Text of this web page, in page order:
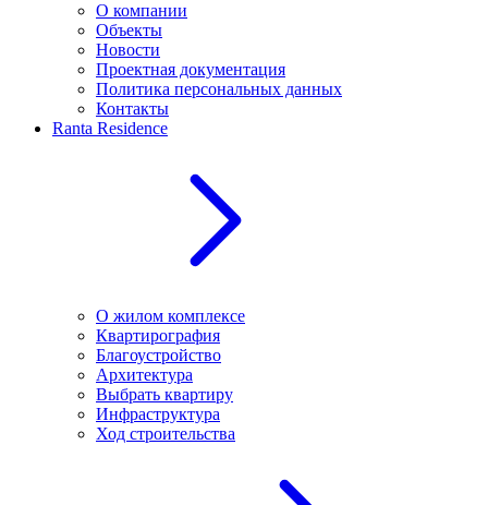
О компании
Объекты
Новости
Проектная документация
Политика персональных данных
Контакты
Ranta Residence
О жилом комплексе
Квартирография
Благоустройство
Архитектура
Выбрать квартиру
Инфраструктура
Ход строительства